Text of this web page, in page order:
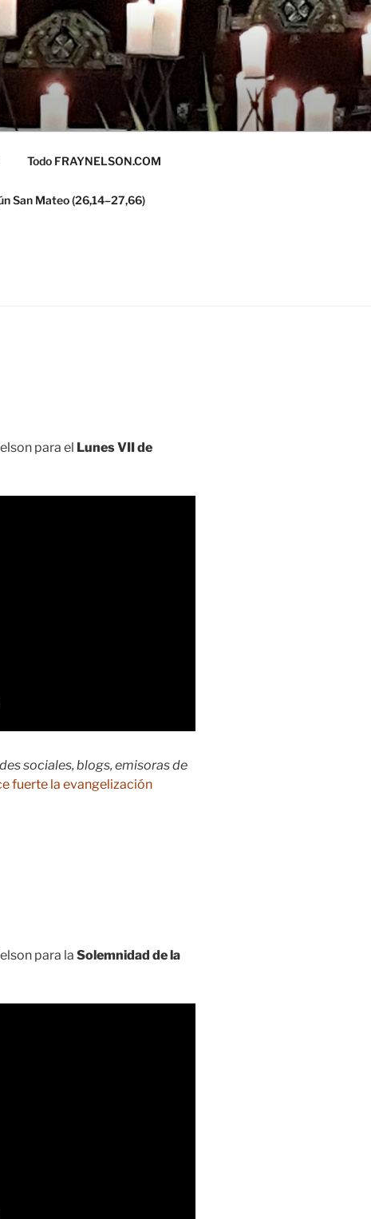
Todo FRAYNELSON.COM
San Mateo (26,14–27,66)
para el Lunes VII de
sociales, blogs, emisoras de
fuerte la evangelización
para la Solemnidad de la